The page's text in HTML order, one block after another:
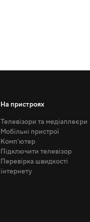
На пристроях
Телевізори та медіаплеєри
Мобільні пристрої
Комп'ютер
Підключити телевізор
Перевірка швидкості
інтернету